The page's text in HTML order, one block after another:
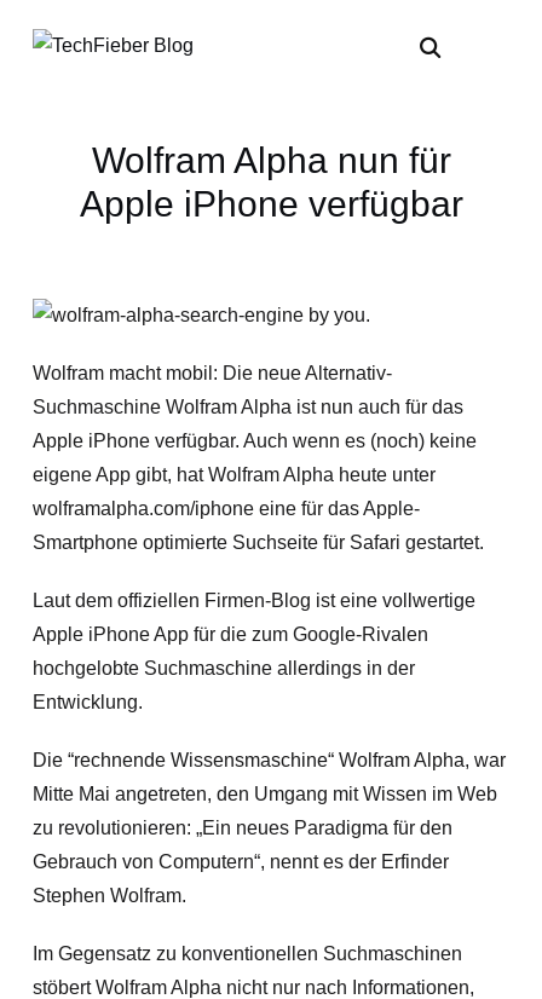
Wolfram Alpha nun für
Apple iPhone verfügbar
Wolfram macht mobil: Die neue Alternativ-
Suchmaschine Wolfram Alpha ist nun auch für das
Apple iPhone verfügbar. Auch wenn es (noch) keine
eigene App gibt, hat Wolfram Alpha heute unter
wolframalpha.com/iphone eine für das Apple-
Smartphone optimierte Suchseite für Safari gestartet.
Laut dem offiziellen Firmen-Blog ist eine vollwertige
Apple iPhone App für die zum Google-Rivalen
hochgelobte Suchmaschine allerdings in der
Entwicklung.
Die “rechnende Wissensmaschine“ Wolfram Alpha, war
Mitte Mai angetreten, den Umgang mit Wissen im Web
zu revolutionieren: „Ein neues Paradigma für den
Gebrauch von Computern“, nennt es der Erfinder
Stephen Wolfram.
Im Gegensatz zu konventionellen Suchmaschinen
stöbert Wolfram Alpha nicht nur nach Informationen,